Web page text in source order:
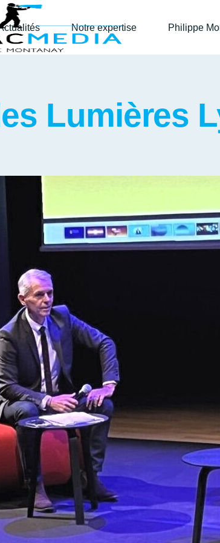
Notre expertise Philippe
Lumières